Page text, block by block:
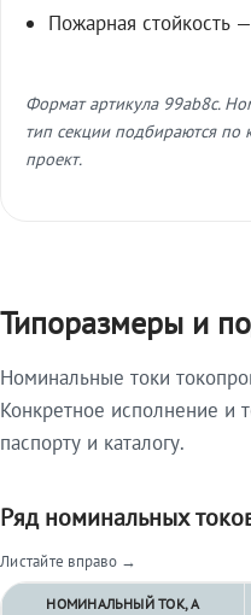
Пожарная стойкость
Формат артикула 99ab8c.
тип секции подбираются по
проект.
Типоразмеры и
Номинальные токи
Конкретное исполнение и
паспорту и каталогу.
Ряд номинальных
Листайте вправо →
НОМИНАЛЬНЫЙ ТОК, А